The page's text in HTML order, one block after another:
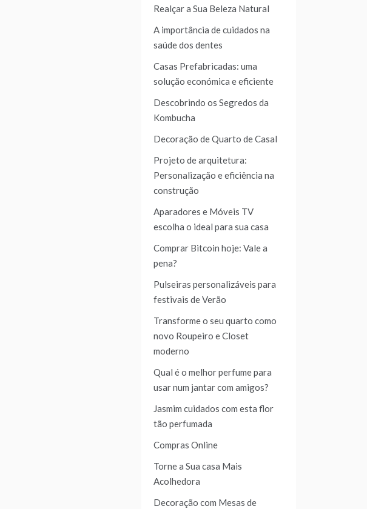
Realçar a Sua Beleza Natural
A importância de cuidados na
saúde dos dentes
Casas Prefabricadas: uma
solução económica e eficiente
Descobrindo os Segredos da
Kombucha
Decoração de Quarto de Casal
Projeto de arquitetura:
Personalização e eficiência na
construção
Aparadores e Móveis TV
escolha o ideal para sua casa
Comprar Bitcoin hoje: Vale a
pena?
Pulseiras personalizáveis para
festivais de Verão
Transforme o seu quarto como
novo Roupeiro e Closet
moderno
Qual é o melhor perfume para
usar num jantar com amigos?
Jasmim cuidados com esta flor
tão perfumada
Compras Online
Torne a Sua casa Mais
Acolhedora
Decoração com Mesas de